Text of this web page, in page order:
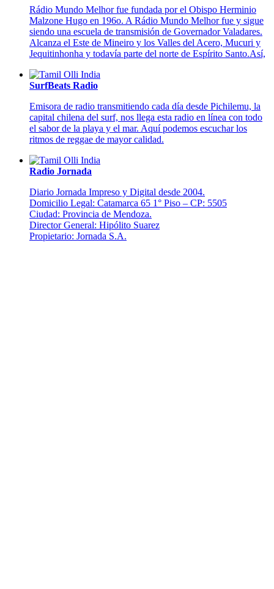
Rádio Mundo Melhor fue fundada por el Obispo Herminio
Malzone Hugo en 196o. A Rádio Mundo Melhor fue y sigue
siendo una escuela de transmisión de Governador Valadares.
Alcanza el Este de Mineiro y los Valles del Acero, Mucuri y
Jequitinhonha y todavía parte del norte de Espírito Santo.Así,
SurfBeats Radio
Emisora de radio transmitiendo cada día desde Pichilemu, la
capital chilena del surf, nos llega esta radio en línea con todo
el sabor de la playa y el mar. Aquí podemos escuchar los
ritmos de reggae de mayor calidad.
Radio Jornada
Diario Jornada Impreso y Digital desde 2004.
Domicilio Legal: Catamarca 65 1° Piso – CP: 5505
Ciudad: Provincia de Mendoza.
Director General: Hipólito Suarez
Propietario: Jornada S.A.